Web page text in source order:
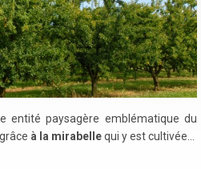
entité paysagère emblématique du
à la mirabellequi y est cultivée...